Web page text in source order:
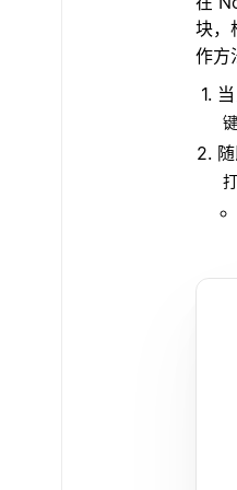
块，
作方
键